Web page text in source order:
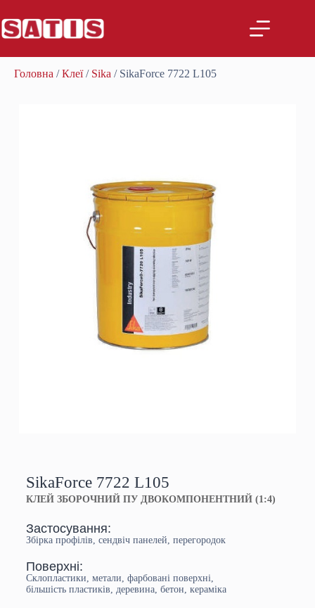
Головна /Клеї/ Sika / SikaForce 7722 L105
SikaForce 7722 L105
КЛЕЙ ЗБОРОЧНИЙ ПУ ДВОКОМПОНЕНТНИЙ (1:4)
Застосування:
Збірка профілів, сендвіч панелей, перегородок
Поверхні:
Склопластики, метали, фарбовані поверхні,
більшість пластиків, деревина, бетон, кераміка